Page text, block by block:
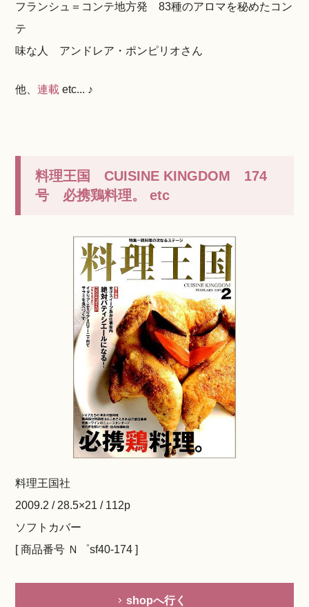
フランシュ＝コンテ地方発 83種のアロマを秘めたコン
テ
味な人 アンドレア・ポンピリオさん
他、連載 etc... ♪
料理王国 CUISINE KINGDOM 174
号 必携鶏料理。 etc
料理王国社
2009.2 / 28.5×21 / 112p
ソフトカバー
[ 商品番号 Ｎ゜sf40-174 ]
shopへ行く